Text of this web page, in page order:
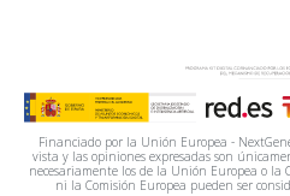
Financiado por la Unión Europea -
vista y las opiniones expresadas son
necesariamente los de la Unión Europea o la
ni la Comisión Europea pueden ser